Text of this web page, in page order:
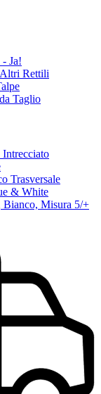
Ja!
Altri Rettili
Taglio
Trasversale
& White
Misura 5/+